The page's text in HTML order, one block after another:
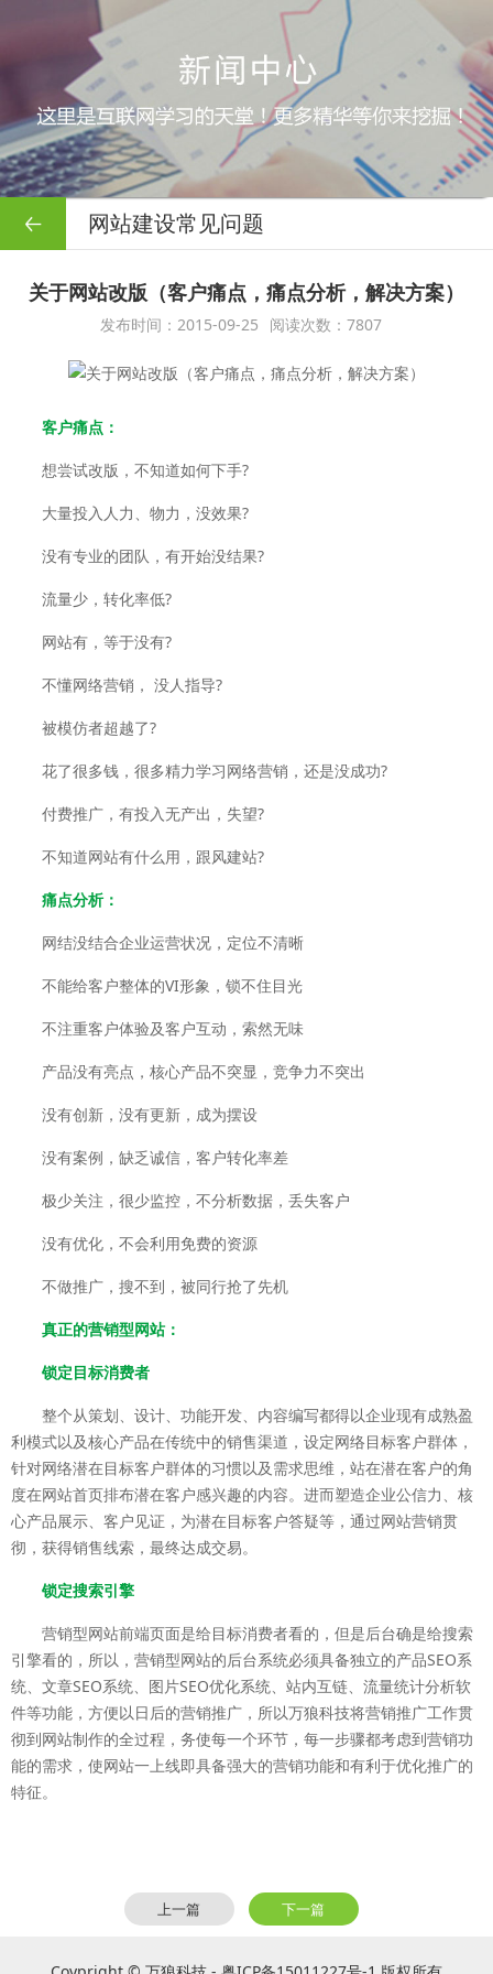
网站建设常见问题
关于网站改版（客户痛点，痛点分析，解决方案）
发布时间：2015-09-25 阅读次数：7807
客户痛点：
想尝试改版，不知道如何下手?
大量投入人力、物力，没效果?
没有专业的团队，有开始没结果?
流量少，转化率低?
网站有，等于没有?
不懂网络营销， 没人指导?
被模仿者超越了?
花了很多钱，很多精力学习网络营销，还是没成功?
付费推广，有投入无产出，失望?
不知道网站有什么用，跟风建站?
痛点分析：
网结没结合企业运营状况，定位不清晰
不能给客户整体的VI形象，锁不住目光
不注重客户体验及客户互动，索然无味
产品没有亮点，核心产品不突显，竞争力不突出
没有创新，没有更新，成为摆设
没有案例，缺乏诚信，客户转化率差
极少关注，很少监控，不分析数据，丢失客户
没有优化，不会利用免费的资源
不做推广，搜不到，被同行抢了先机
真正的营销型网站：
锁定目标消费者
整个从策划、设计、功能开发、内容编写都得以企业现有成熟盈
利模式以及核心产品在传统中的销售渠道，设定网络目标客户群体，
针对网络潜在目标客户群体的习惯以及需求思维，站在潜在客户的角
度在网站首页排布潜在客户感兴趣的内容。进而塑造企业公信力、核
心产品展示、客户见证，为潜在目标客户答疑等，通过网站营销贯
彻，获得销售线索，最终达成交易。
锁定搜索引擎
营销型网站前端页面是给目标消费者看的，但是后台确是给搜索
引擎看的，所以，营销型网站的后台系统必须具备独立的产品SEO系
统、文章SEO系统、图片SEO优化系统、站内互链、流量统计分析软
件等功能，方便以日后的营销推广，所以万狼科技将营销推广工作贯
彻到网站制作的全过程，务使每一个环节，每一步骤都考虑到营销功
能的需求，使网站一上线即具备强大的营销功能和有利于优化推广的
特征。
上一篇 下一篇